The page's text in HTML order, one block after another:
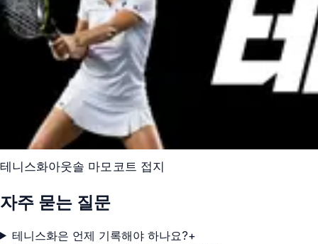
테니스화아웃솔 마모 코트 접지
자주 묻는 질문
테니스화은 언제 기록해야 하나요?+